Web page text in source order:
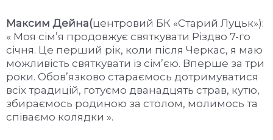
Максим Дейна(центровий БК «Старий Луцьк»):
« Моя сім’я продовжує святкувати Різдво 7-го
січня. Це перший рік, коли після Черкас, я маю
можливість святкувати із сім’єю. Вперше за три
роки. Обов’язково стараємось дотримуватися
всіх традицій, готуємо дванадцять страв, кутю,
збираємось родиною за столом, молимось та
співаємо колядки ».